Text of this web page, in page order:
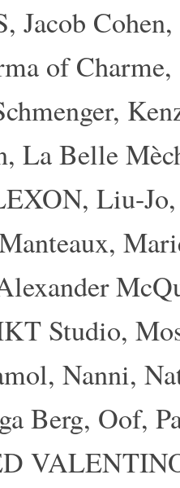
, Jacob Cohen,
of Charme,
,
, La Belle
, Liu-Jo
,
Studio,
, Nanni,
Berg, Oof,